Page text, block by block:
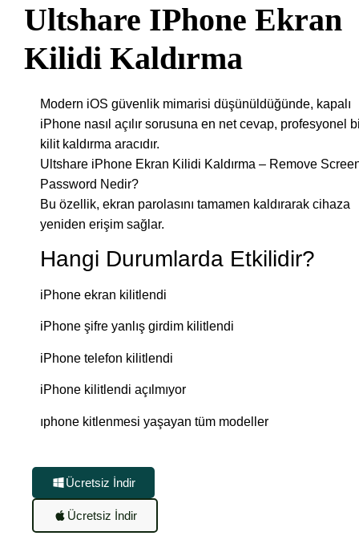
Ultshare IPhone Ekran
Kilidi Kaldırma
Modern iOS güvenlik mimarisi düşünüldüğünde, kapalı
iPhone nasıl açılır sorusuna en net cevap, profesyonel
kilit kaldırma aracıdır.
Ultshare iPhone Ekran Kilidi Kaldırma – Remove
Password Nedir?
Bu özellik, ekran parolasını tamamen kaldırarak cihaza
yeniden erişim sağlar.
Hangi Durumlarda Etkilidir?
iPhone ekran kilitlendi
iPhone şifre yanlış girdim kilitlendi
iPhone telefon kilitlendi
iPhone kilitlendi açılmıyor
ıphone kitlenmesi yaşayan tüm modeller
Ücretsiz İndir
Ücretsiz İndir